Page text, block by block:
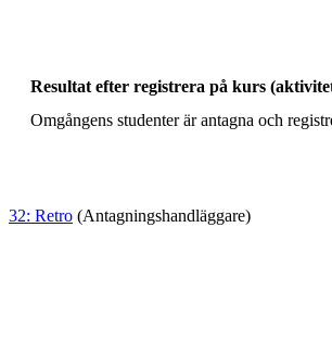
Resultat efter registrera på kurs
Omgångens studenter är antagna och
32: Retro (Antagningshandläggare)